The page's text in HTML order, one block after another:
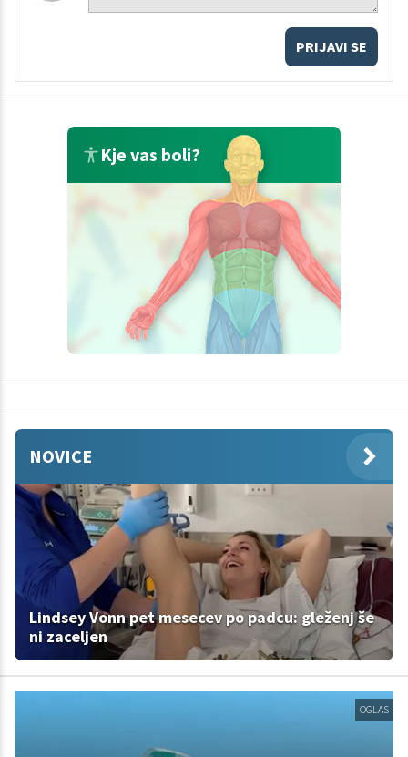
PRIJAVI SE
Kje vas boli?
NOVICE
Lindsey Vonn pet mesecev po padcu: gleženj še
ni zaceljen
OGLAS